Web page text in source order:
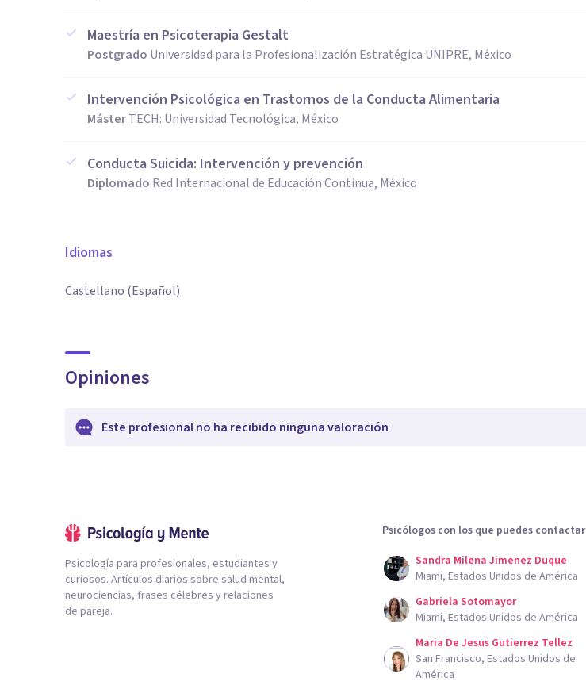
Maestría en Psicoterapia Gestalt
Postgrado Universidad para la Profesionalización Estratégica UNIPRE, México
Intervención Psicológica en Trastornos de la Conducta Alimentaria
MásterTECH: Universidad Tecnológica, México
Conducta Suicida: Intervención y prevención
Diplomado Red Internacional de Educación Continua, México
Idiomas
Castellano (Español)
Opiniones
Este profesional no ha recibido ninguna valoración
Psicología para profesionales, estudiantes y
curiosos. Artículos diarios sobre salud mental,
neurociencias, frases célebres y relaciones
de pareja.
Psicólogos con los que puedes contactar
Sandra Milena Jimenez Duque
Miami, Estados Unidos de América
Gabriela Sotomayor
Miami, Estados Unidos de América
Maria De Jesus Gutierrez Tellez
San Francisco, Estados Unidos de
América